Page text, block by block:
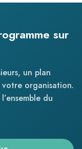
sur
un plan
organisation.
du